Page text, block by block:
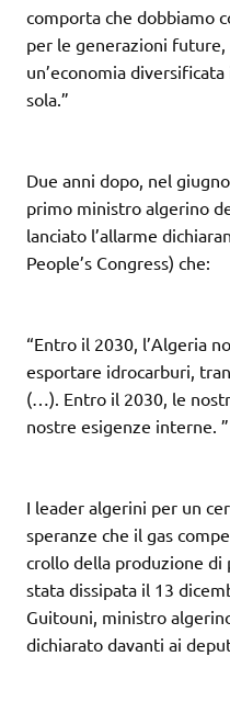
comporta che dobbiamo
per le generazioni future,
un’economia
sola.”
Due anni dopo, nel
primo ministro algerino
lanciato l’allarme
People’s Congress) che:
“Entro il 2030, l’Algeria
esportare idrocarburi,
(…). Entro il 2030, le
nostre esigenze interne. ”
I leader algerini per un
speranze che il gas
crollo della produzione di
stata dissipata il 13
Guitouni, ministro
dichiarato davanti ai